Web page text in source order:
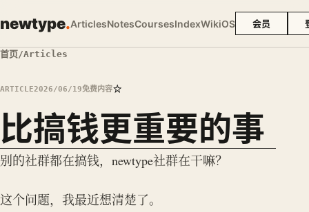
newtype.ArticlesNotesCoursesIndexWikiOS 会员
首页/Articles
ARTICLE2026/06/19免费内容☆
比搞钱更重要的事
别的社群都在搞钱，newtype社群在干嘛？
这个问题，我最近想清楚了。